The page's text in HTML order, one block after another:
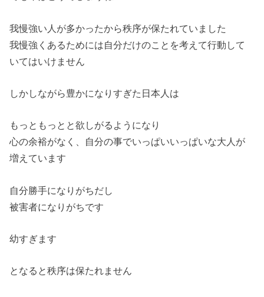
我慢強い人が多かったから秩序が保たれていました
我慢強くあるためには自分だけのことを考えて行動して
いてはいけ ません
しかしながら豊かになりすぎた日本人は
もっともっとと欲しがるようになり
心の余裕がなく、自分の事でいっぱいいっぱいな大人が
増えています
自分勝手になりがちだし
被害者になりがちです
幼すぎます
となると秩序は保たれません